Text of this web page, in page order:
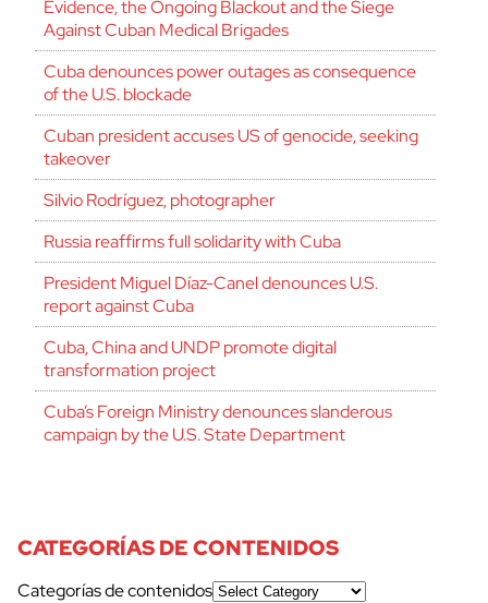
Evidence, the Ongoing Blackout and the Siege
Against Cuban Medical Brigades
Cuba denounces power outages as consequence
of the U.S. blockade
Cuban president accuses US of genocide, seeking
takeover
Silvio Rodríguez, photographer
Russia reaffirms full solidarity with Cuba
President Miguel Díaz-Canel denounces U.S.
report against Cuba
Cuba, China and UNDP promote digital
transformation project
Cuba’s Foreign Ministry denounces slanderous
campaign by the U.S. State Department
CATEGORÍAS DE CONTENIDOS
Categorías de contenidos